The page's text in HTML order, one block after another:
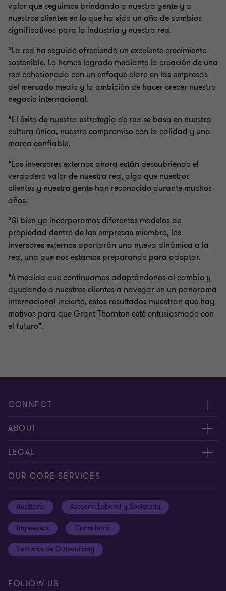
valor que seguimos brindando a nuestra gente y a
nuestros clientes en lo que ha sido un año de cambios
significativos para la industria y nuestra red.
“La red ha seguido ofreciendo un excelente crecimiento
sostenible. Lo hemos logrado mediante la creación de una
red cohesionada con un enfoque claro en las empresas
del mercado medio y la ambición de hacer crecer nuestro
negocio internacional.
“El éxito de nuestra estrategia de red se basa en nuestra
cultura única, nuestro compromiso con la calidad y una
marca confiable.
“Los inversores externos ahora están descubriendo el
verdadero valor de nuestra red, algo que nuestros
clientes y nuestra gente han reconocido durante muchos
años.
“Si bien ya incorporamos diferentes modelos de
propiedad dentro de las empresas miembro, los
inversores externos aportarán una nueva dinámica a la
red, una que nos estamos preparando para adoptar.
“A medida que continuamos adaptándonos al cambio y
ayudando a nuestros clientes a navegar en un panorama
internacional incierto, estos resultados muestran que hay
motivos para que Grant Thornton esté entusiasmado con
el futuro”.
CONNECT
Contáctenos
Alcance global
ABOUT
Acerca de nosotros
Nuestra gente
Ética y Código de Conducta
LEGAL
Privacy Policy
Terms and conditions
Site map
Cookie Preferences
OUR CORE SERVICES
Auditoría Asesoría Laboral y Societaria
Impuestos Consultoría
Servicios de Outsourcing
FOLLOW US